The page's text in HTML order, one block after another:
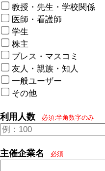
教授・先生・学校関係
医師・看護師
学生
株主
プレス・マスコミ
友人・親族・知人
一般ユーザー
その他
利用人数 必須:半角数字のみ
主催企業名 必須